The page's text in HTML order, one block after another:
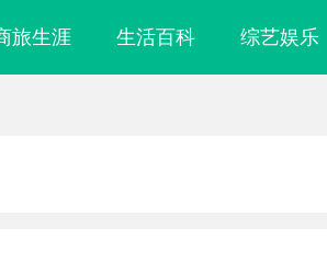
旅生涯 生活百科 综艺娱乐